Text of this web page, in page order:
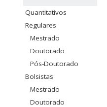
Quantitativos
Regulares
Mestrado
Doutorado
Pós-Doutorado
Bolsistas
Mestrado
Doutorado